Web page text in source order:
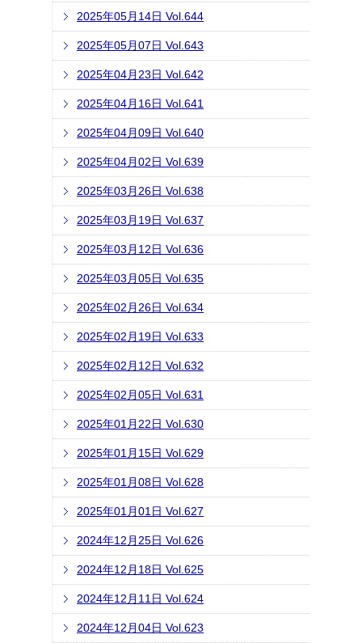
2025年05月14日 Vol.644
2025年05月07日 Vol.643
2025年04月23日 Vol.642
2025年04月16日 Vol.641
2025年04月09日 Vol.640
2025年04月02日 Vol.639
2025年03月26日 Vol.638
2025年03月19日 Vol.637
2025年03月12日 Vol.636
2025年03月05日 Vol.635
2025年02月26日 Vol.634
2025年02月19日 Vol.633
2025年02月12日 Vol.632
2025年02月05日 Vol.631
2025年01月22日 Vol.630
2025年01月15日 Vol.629
2025年01月08日 Vol.628
2025年01月01日 Vol.627
2024年12月25日 Vol.626
2024年12月18日 Vol.625
2024年12月11日 Vol.624
2024年12月04日 Vol.623